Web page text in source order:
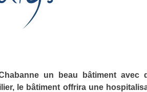
un beau bâtiment avec
le bâtiment offrira une